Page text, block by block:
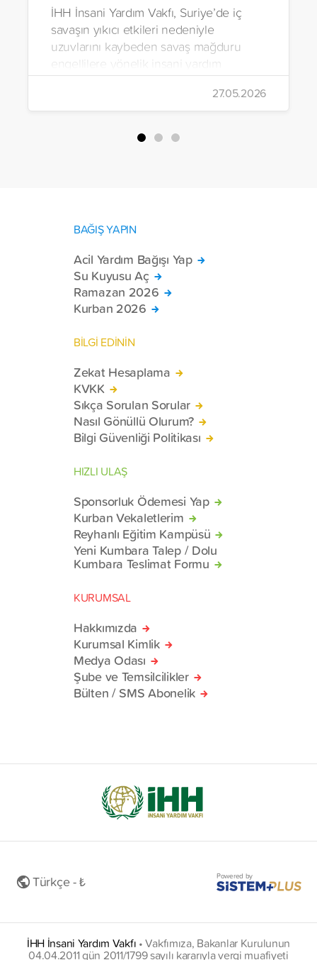
İHH İnsani Yardım Vakfı, Suriye’de iç
savaşın yıkıcı etkileri nedeniyle
uzuvlarını kaybeden savaş mağduru
engellilere yönelik insani yardım
çalışmalarını aralıksız sürdürüyor. Vakıf,
yürütülen son projeyle Suriye’nin Şam,
Halep, Hama, Humus ve İdlib
bölgelerinde zor şartlarda yaşayan
27.05.2026
BAĞIŞ YAPIN
Acil Yardım Bağışı Yap
Su Kuyusu Aç
Ramazan 2026
Kurban 2026
BİLGİ EDİNİN
Zekat Hesaplama
KVKK
Sıkça Sorulan Sorular
Nasıl Gönüllü Olurum?
Bilgi Güvenliği Politikası
HIZLI ULAŞ
Sponsorluk Ödemesi Yap
Kurban Vekaletlerim
Reyhanlı Eğitim Kampüsü
Yeni Kumbara Talep / Dolu
Kumbara Teslimat Formu
KURUMSAL
Hakkımızda
Kurumsal Kimlik
Medya Odası
Şube ve Temsilcilikler
Bülten / SMS Abonelik
Türkçe - ₺ Powered by
İHH İnsani Yardım Vakfı •Vakfımıza, Bakanlar Kurulunun
04.04.2011 gün 2011/1799 sayılı kararıyla vergi muafiyeti